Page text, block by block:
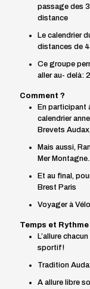
passage des
distance
Le calendrier
distances de
Ce groupe
aller au- delà:
Comment ?
En participant
calendrier
Brevets
Mais aussi,
Mer
Et au final,
Brest Paris
Voyager à
Temps et Rythme
L’allure
sportif!
Tradition
A allure libre